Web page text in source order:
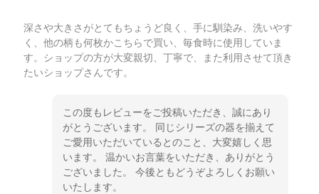
深さや大きさがとてもちょうど良く、手に馴染み、洗いやす
く、他の柄も何枚かこちらで買い、毎食時に使用していま
す。ショップの方が大変親切、丁寧で、また利用させて頂き
たいショップさんです。
この度もレビューをご投稿いただき、誠にあり
がとうございます。 同じシリーズの器を揃えて
ご愛用いただいているとのこと、大変嬉しく思
います。 温かいお言葉をいただき、ありがとう
ございました。 今後ともどうぞよろしくお願い
いたします。